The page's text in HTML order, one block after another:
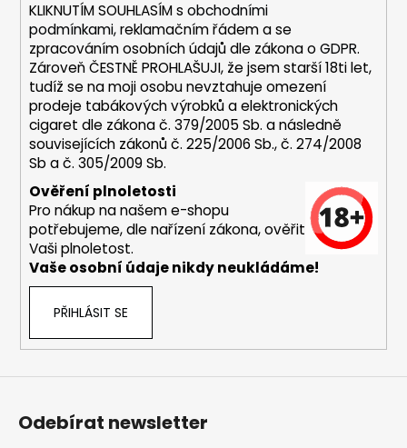
HLEDAT
D
o
p
o
u
u
JOYETECH
ATOMIZER
KLIKNUTÍM SOUHLASÍM s obchodními
podmínkami,reklamačním řádem a se
zpracováním osobních údajů dle zákona oGDPR.
Zároveň ČESTNĚ PROHLAŠUJI, že jsem starší 18ti let,
tudíž se na moji osobu nevztahuje omezení
prodeje tabákových výrobků a elektronických
cigaret dle zákona č. 379/2005 Sb. a následně
souvisejících zákonů č. 225/2006 Sb., č. 274/2008
Sb a č. 305/2009 Sb.
Ověření plnoletosti
Pro nákup na našem e-shopu
potřebujeme, dle nařízení zákona, ověřit
Vaši plnoletost.
Vaše osobní údaje nikdy neukládáme!
PŘIHLÁSIT SE
Odebírat newsletter